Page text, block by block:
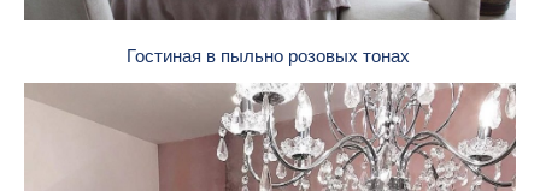
Гостиная в пыльно розовых тонах